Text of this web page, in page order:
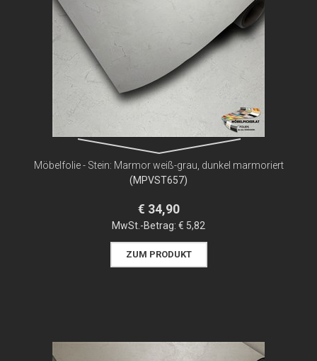
Möbelfolie - Stein: Marmor weiß-grau, dunkel marmoriert
(MPVST657)
€ 34,90
MwSt.-Betrag: € 5,82
ZUM PRODUKT